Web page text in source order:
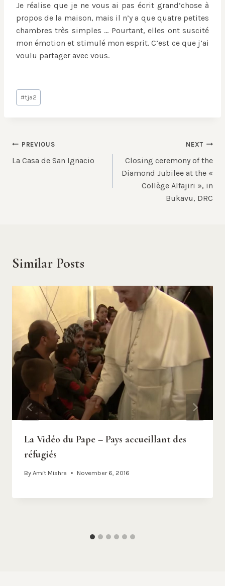
Je réalise que je ne vous ai pas écrit grand’chose à
propos de la maison, mais il n’y a que quatre petites
chambres très simples … Pourtant, elles ont suscité
mon émotion et stimulé mon esprit. C’est ce que j’ai
voulu partager avec vous.
Post
Tags:
#tja2
Post
navigation
PREVIOUS
La Casa de San Ignacio
NEXT
Closing ceremony of the
Diamond Jubilee at the «
Collège Alfajiri », in
Bukavu, DRC
Similar Posts
La Vidéo du Pape – Pays accueillant des
réfugiés
By Amit Mishra November 6, 2016